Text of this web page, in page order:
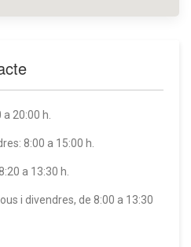
20:00 h.
8:00 a 15:00 h.
a 13:30 h.
i divendres, de 8:00 a 13:30